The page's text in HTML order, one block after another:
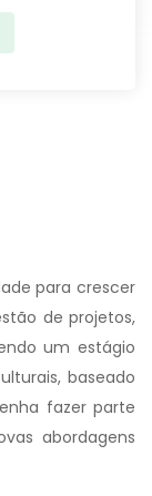
para crescer
de projetos,
um estágio
baseado
fazer parte
abordagens